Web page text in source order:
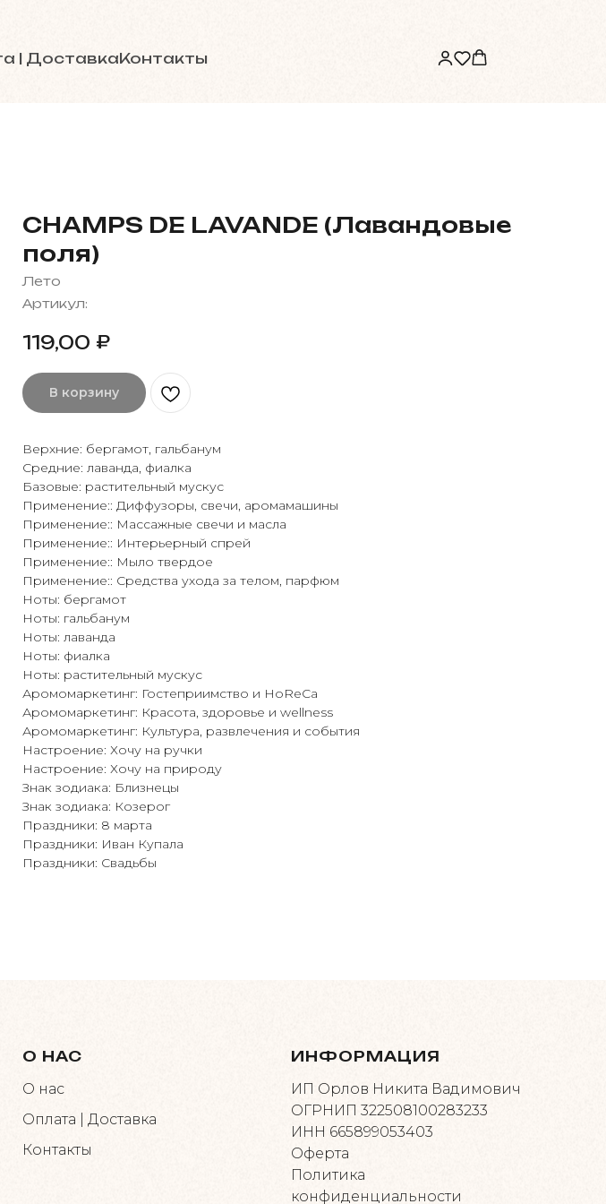
| ДоставкаКонтакты
CHAMPS DE LAVANDE (Лавандовые
поля)
Лето
Артикул:
119,00 ₽
В корзину
Верхние: бергамот, гальбанум
Средние: лаванда, фиалка
Базовые: растительный мускус
Применение:: Диффузоры, свечи, аромамашины
Применение:: Массажные свечи и масла
Применение:: Интерьерный спрей
Применение:: Мыло твердое
Применение:: Средства ухода за телом, парфюм
Ноты: бергамот
Ноты: гальбанум
Ноты: лаванда
Ноты: фиалка
Ноты: растительный мускус
Аромомаркетинг: Гостеприимство и HoReCa
Аромомаркетинг: Красота, здоровье и wellness
Аромомаркетинг: Культура, развлечения и события
Настроение: Хочу на ручки
Настроение: Хочу на природу
Знак зодиака: Близнецы
Знак зодиака: Козерог
Праздники: 8 марта
Праздники: Иван Купала
Праздники: Свадьбы
О НАС
О нас
Оплата | Доставка
Контакты
ИНФОРМАЦИЯ
ИП Орлов Никита Вадимович
ОГРНИП 322508100283233
ИНН 665899053403
Оферта
Политика
конфиденциальности